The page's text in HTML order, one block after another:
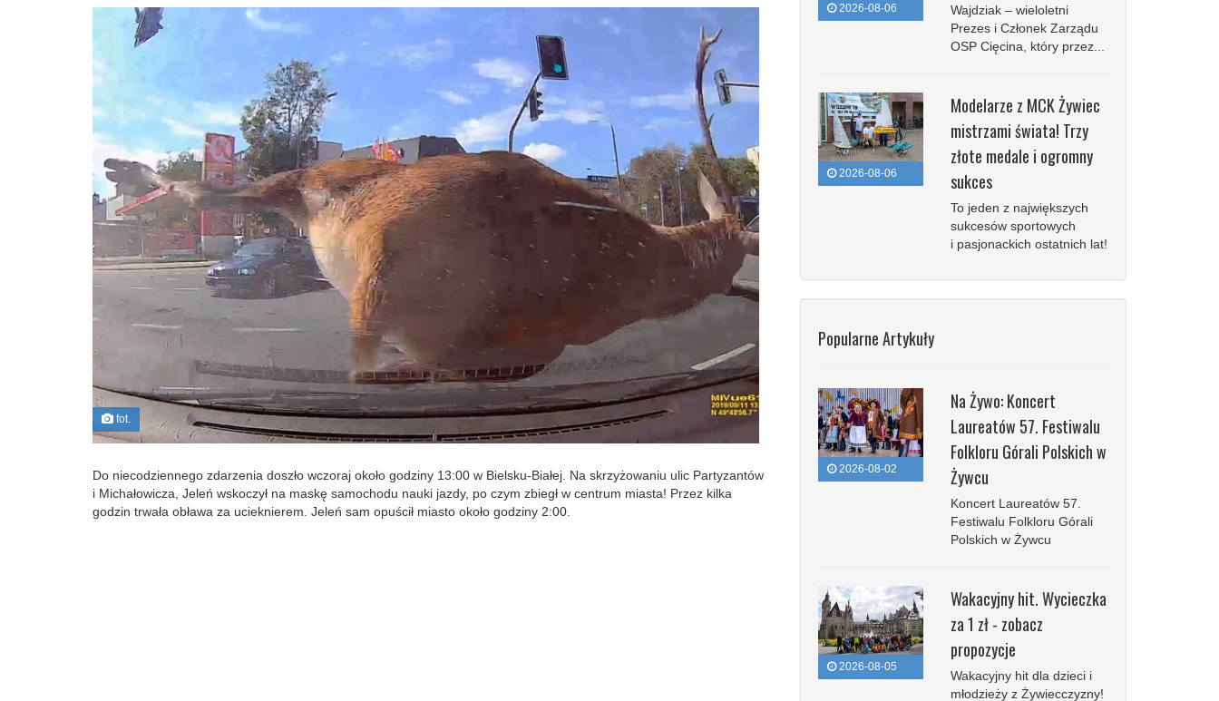
fot.
Do niecodziennego zdarzenia doszło wczoraj około godziny 13:00 w Bielsku-Białej. Na skrzyżowaniu ulic Partyzantów
i Michałowicza, Jeleń wskoczył na maskę samochodu nauki jazdy, po czym zbiegł w centrum miasta! Przez kilka
godzin trwała obława za ucieknierem. Jeleń sam opuścił miasto około godziny 2:00.
2026-08-06
Wajdziak – wieloletni
Prezes i Członek Zarządu
OSP Cięcina, który przez...
2026-08-06
Modelarze z MCK Żywiec
mistrzami świata! Trzy
złote medale i ogromny
sukces
To jeden z największych
sukcesów sportowych
i pasjonackich ostatnich lat!
Popularne Artykuły
2026-08-02
Na Żywo: Koncert
Laureatów 57. Festiwalu
Folkloru Górali Polskich w
Żywcu
Koncert Laureatów 57.
Festiwalu Folkloru Górali
Polskich w Żywcu
2026-08-05
Wakacyjny hit. Wycieczka
za 1 zł - zobacz
propozycje
Wakacyjny hit dla dzieci i
młodzieży z Żywiecczyzny!